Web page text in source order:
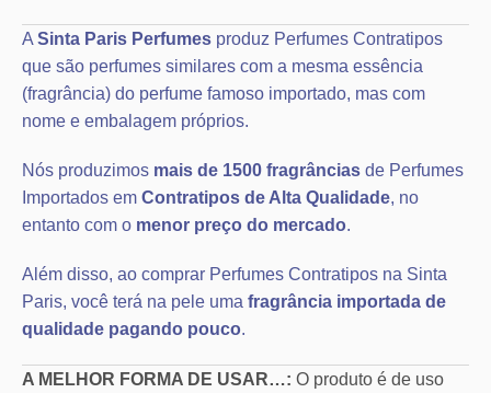
A Sinta Paris Perfumes produz Perfumes Contratipos
que são perfumes similares com a mesma essência
(fragrância) do perfume famoso importado, mas com
nome e embalagem próprios.
Nós produzimos mais de 1500 fragrâncias de Perfumes
Importados em Contratipos de Alta Qualidade, no
entanto com o menor preço do mercado.
Além disso, ao comprar Perfumes Contratipos na Sinta
Paris, você terá na pele uma fragrância importada de
qualidade pagando pouco.
A MELHOR FORMA DE USAR…: O produto é de uso